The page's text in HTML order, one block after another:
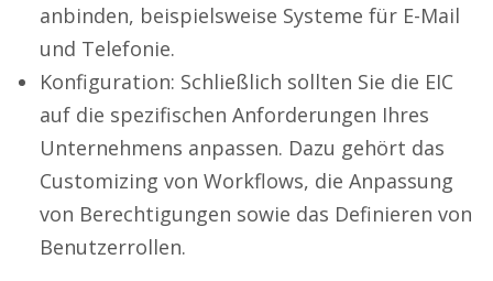
anbinden, beispielsweise Systeme für E-Mail
und Telefonie.
Konfiguration: Schließlich sollten Sie die EIC
auf die spezifischen Anforderungen Ihres
Unternehmens anpassen. Dazu gehört das
Customizing von Workflows, die Anpassung
von Berechtigungen sowie das Definieren von
Benutzerrollen.